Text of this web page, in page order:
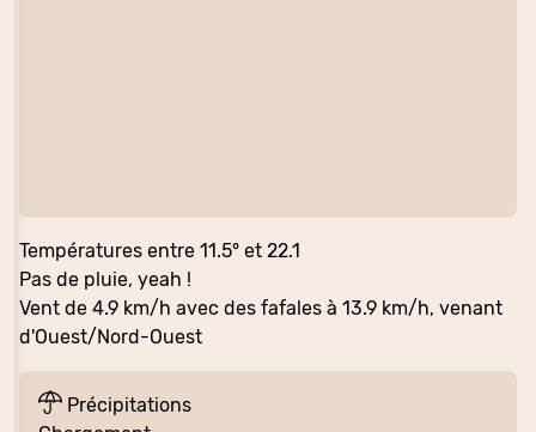
Températures entre 11.5° et 22.1
Pas de pluie, yeah !
Vent de 4.9 km/h avec des fafales à 13.9 km/h, venant
d'Ouest/Nord-Ouest
Précipitations